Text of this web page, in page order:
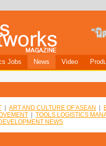
Jobs News Video
ART AND CULTURE OF ASEAN
TOOLS LOGISTICS
NEWS